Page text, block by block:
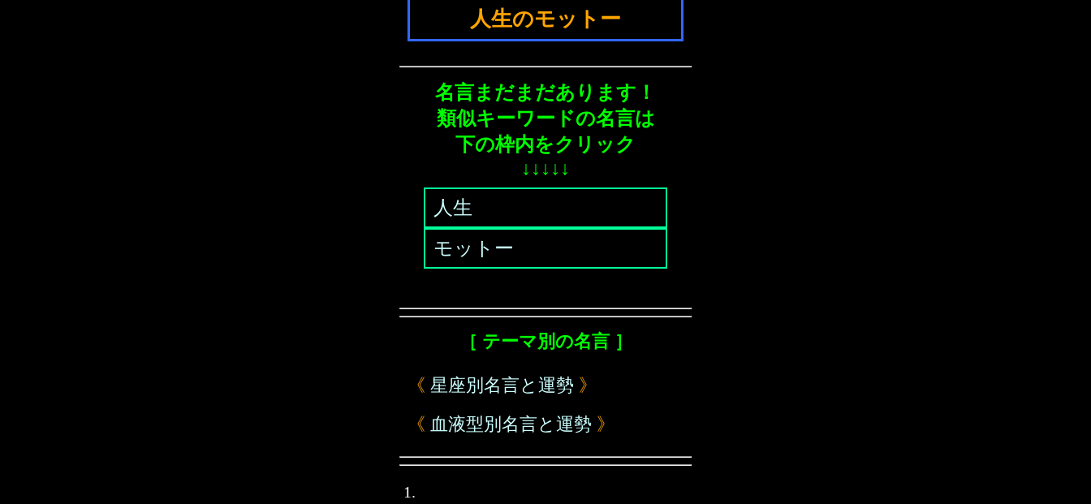
人生のモットー
名言まだまだあります！
類似キーワードの名言は
下の枠内をクリック
↓↓↓↓↓
人生
モットー
［ テーマ別の名言 ］
《 星座別名言と運勢 》
《 血液型別名言と運勢 》
1.